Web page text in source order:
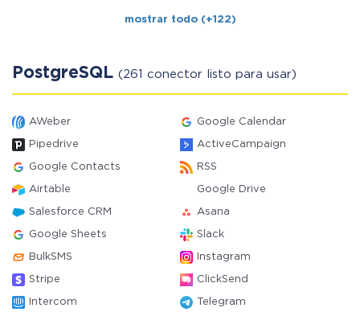
mostrar todo (+122)
PostgreSQL (261 conector listo para usar)
AWeber Google Calendar
Pipedrive ActiveCampaign
Google Contacts RSS
Airtable Google Drive
Salesforce CRM Asana
Google Sheets Slack
BulkSMS Instagram
Stripe ClickSend
Intercom Telegram